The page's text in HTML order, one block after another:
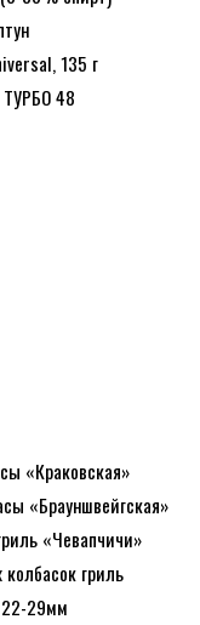
135 г
48
«Краковская»
«Брауншвейгская»
«Чевапчичи»
гриль
22-29мм